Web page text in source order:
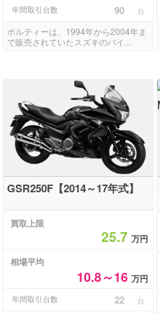
年間取引台数 90 台
ボルティーは、1994年から2004年ま
で販売されていたスズキのバイ...
GSR250F【2014～17年式】
買取上限
25.7万円
相場平均
10.8～16万円
年間取引台数 22 台